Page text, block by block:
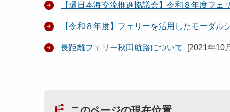
【環日本海交流推進協議会】令和８年度フ
【令和８年度】フェリーを活用したモーダル
長距離フェリー秋田航路について [2021年10